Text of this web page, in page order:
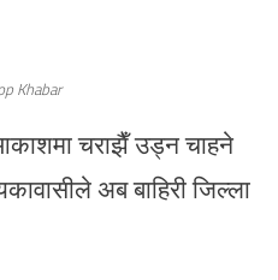
Khabar
चराझैँ उड्न चाहने
अब बाहिरी जिल्ला